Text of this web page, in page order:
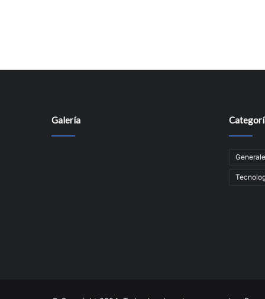
Galería